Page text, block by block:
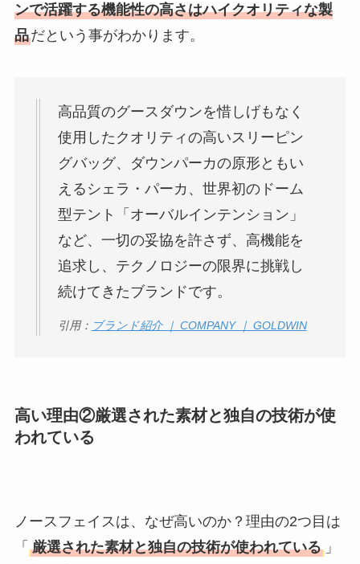
ンで活躍する機能性の高さはハイクオリティな製
品だという事がわかります。
高品質のグースダウンを惜しげもなく
使用したクオリティの高いスリーピン
グバッグ、ダウンパーカの原形ともい
えるシェラ・パーカ、世界初のドーム
型テント「オーバルインテンション」
など、一切の妥協を許さず、高機能を
追求し、テクノロジーの限界に挑戦し
続けてきたブランドです。
引用： ブランド紹介 ｜ COMPANY ｜ GOLDWIN
高い理由②厳選された素材と独自の技術が使
われている
ノースフェイスは、なぜ高いのか？理由の2つ目は
「 厳選された素材と独自の技術が使われている 」